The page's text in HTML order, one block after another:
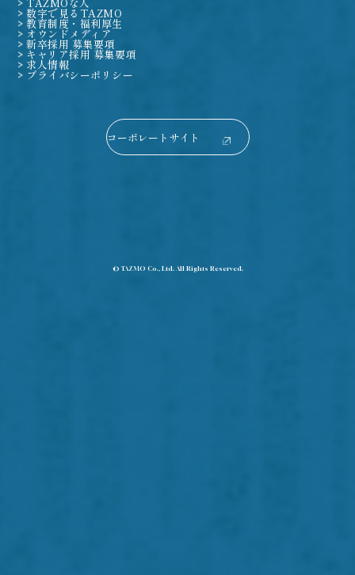
数字で見るTAZMO
教育制度・福利厚生
オウンドメディア
新卒採用 募集要項
キャリア採用 募集要項
求人情報
プライバシーポリシー
コーポレートサイト
© TAZMO Co., Ltd. All Rights Reserved.